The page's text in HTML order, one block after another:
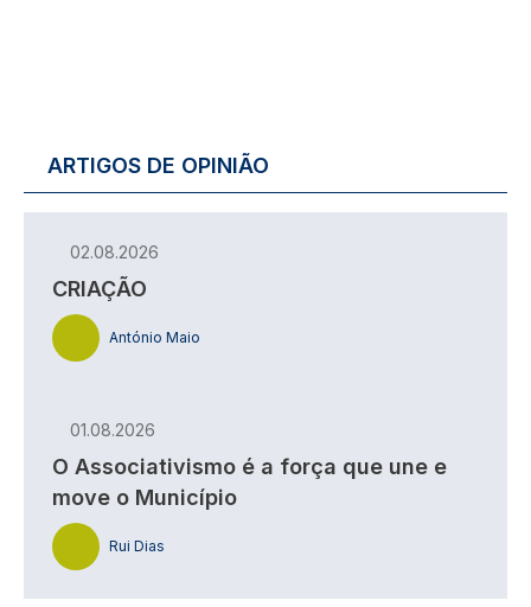
ARTIGOS DE OPINIÃO
02.08.2026
CRIAÇÃO
António Maio
01.08.2026
O Associativismo é a força que une e
move o Município
Rui Dias